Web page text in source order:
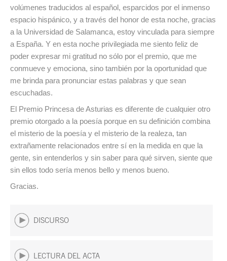
volúmenes traducidos al español, esparcidos por el inmenso
espacio hispánico, y a través del honor de esta noche, gracias
a la Universidad de Salamanca, estoy vinculada para siempre
a España. Y en esta noche privilegiada me siento feliz de
poder expresar mi gratitud no sólo por el premio, que me
conmueve y emociona, sino también por la oportunidad que
me brinda para pronunciar estas palabras y que sean
escuchadas.
El Premio Princesa de Asturias es diferente de cualquier otro
premio otorgado a la poesía porque en su definición combina
el misterio de la poesía y el misterio de la realeza, tan
extrañamente relacionados entre sí en la medida en que la
gente, sin entenderlos y sin saber para qué sirven, siente que
sin ellos todo sería menos bello y menos bueno.
Gracias.
DISCURSO
LECTURA DEL ACTA